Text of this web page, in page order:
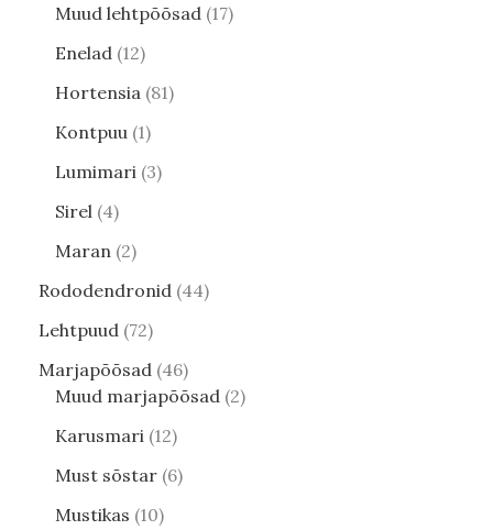
Muud lehtpõõsad 17
Enelad 12
Hortensia 81
Kontpuu 1
Lumimari 3
Sirel 4
Maran 2
Rododendronid 44
Lehtpuud 72
Marjapõõsad 46
Muud marjapõõsad 2
Karusmari 12
Must sõstar 6
Mustikas 10